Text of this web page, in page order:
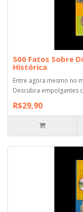
500 Fatos Sobre
Histórica
Entre agora mesmo no
Descubra empolgantes
R$29,90